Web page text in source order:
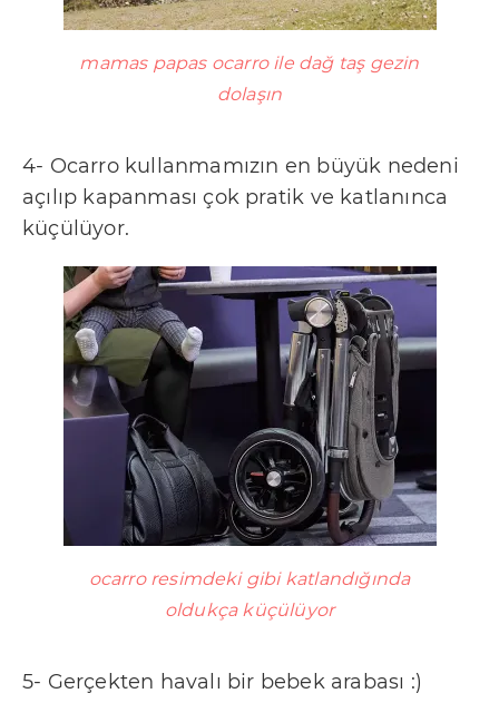
mamas papas ocarro ile dağ taş gezin
dolaşın
4- Ocarro kullanmamızın en büyük nedeni
açılıp kapanması çok pratik ve katlanınca
küçülüyor.
ocarro resimdeki gibi katlandığında
oldukça küçülüyor
5- Gerçekten havalı bir bebek arabası :)